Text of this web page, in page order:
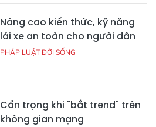
Nâng cao kiến thức, kỹ năng
lái xe an toàn cho người dân
PHÁP LUẬT ĐỜI SỐNG
Cẩn trọng khi "bắt trend" trên
không gian mạng